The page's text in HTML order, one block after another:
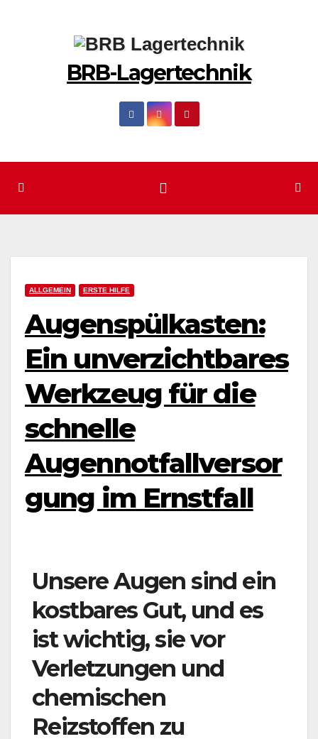
BRB-Lagertechnik
ALLGEMEIN ERSTE HILFE
Augenspülkasten:
Ein unverzichtbares
Werkzeug für die
schnelle
Augennotfallversor
gung im Ernstfall
Unsere Augen sind ein
kostbares Gut, und es
ist wichtig, sie vor
Verletzungen und
chemischen
Reizstoffen zu